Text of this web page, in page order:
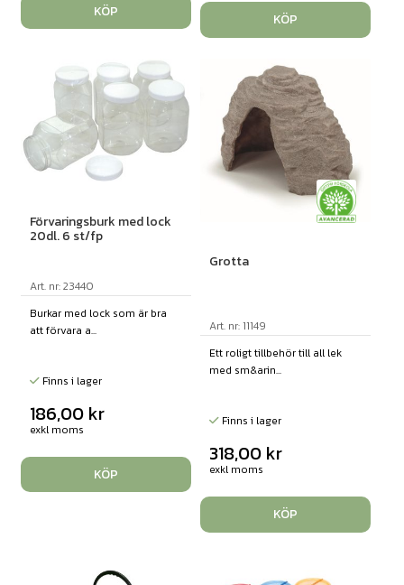
KÖP KÖP
Förvaringsburk med lock
20dl. 6 st/fp
Art. nr: 23440
Burkar med lock som är bra
att förvara a...
Finns i lager
186,00 kr
exkl moms
KÖP
Grotta
Art. nr: 11149
Ett roligt tillbehör till all lek
med sm&arin...
Finns i lager
318,00 kr
exkl moms
KÖP